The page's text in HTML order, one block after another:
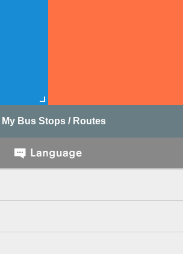
My Bus Stops / Routes